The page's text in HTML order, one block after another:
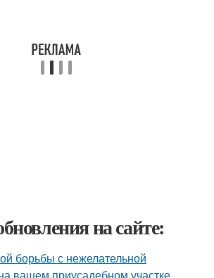
на сайте:
борьбы с нежелательной